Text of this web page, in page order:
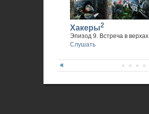
Хакеры2
Эпизод 9. Встреча в верхах
Слушать